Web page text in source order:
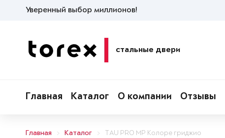
Уверенный выбор миллионов!
стальные двери
Главная Каталог О компании Отзывы
Главная Каталог TAU PRO MP Колоре гриджио